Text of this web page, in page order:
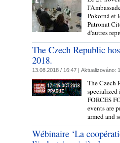
Pokorná et
Patronat
d'autres
The Czech Republic
2018.
13.08.2018 / 16:47 | Aktualizováno:
The Czech
FORCES
events are
armed and
Wébinaire ‘La